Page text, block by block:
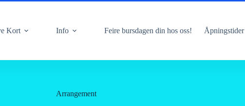
Kort
Info Feire bursdagen din hos oss! Åpningstider
Arrangement